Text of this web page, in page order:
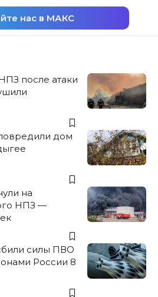
нас в МАКС
после атаки
дом
на
НПЗ —
силы ПВО
России 8